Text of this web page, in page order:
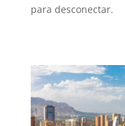
para desconectar.